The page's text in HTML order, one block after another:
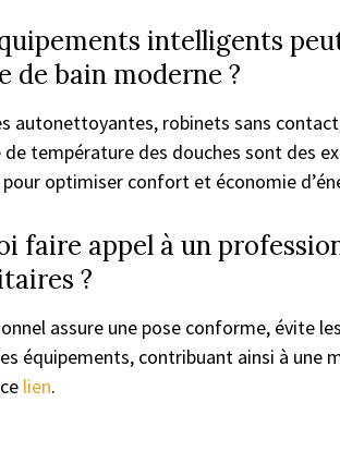
intelligents
de bain moderne ?
autonettoyantes, robinets sans
température des douches sont des
optimiser confort et économie
faire appel à un
?
assure une pose conforme, évite
équipements, contribuant ainsi à une
lien.